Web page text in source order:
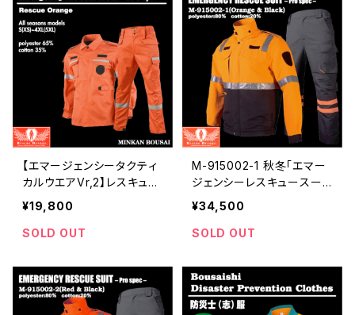
【エマージェンシータクティ
カルウエアVr,2】レスキュー
オレンジ活動服 | 危機管理
ブランド民間防災
¥19,800
SOLD OUT
M-915002-1 秋冬「エマー
ジェンシーレスキュースー
ツ」レスキューオレンジ＆ブ
ラック | 危機管理ブランド民
間防災
¥34,500
SOLD OUT